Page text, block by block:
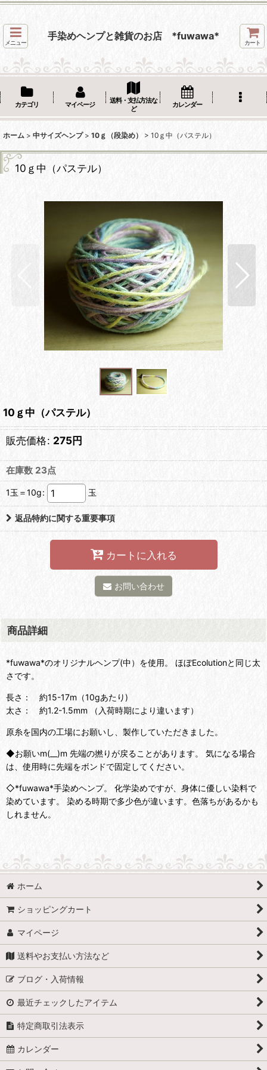
メニュー
手染めヘンプと雑貨のお店 *fuwawa*
カート
カテゴリ マイページ
送料・支払方法な
ど
カレンダー
ホーム > 中サイズヘンプ > 10ｇ（段染め） > 10ｇ中（パステル）
10ｇ中（パステル）
10ｇ中（パステル）
販売価格: 275円
在庫数 23点
1玉＝10g: 玉
返品特約に関する重要事項
カートに入れる
お問い合わせ
商品詳細
*fuwawa*のオリジナルヘンプ(中）を使用。 ほぼEcolutionと同じ太
さです。
長さ： 約15-17m（10gあたり)
太さ： 約1.2-1.5mm （入荷時期により違います）
原糸を国内の工場にお願いし、製作していただきました。
◆お願いm(__)m 先端の撚りが戻ることがあります。 気になる場合
は、使用時に先端をボンドで固定してください。
◇*fuwawa*手染めヘンプ。 化学染めですが、身体に優しい染料で
染めています。 染める時期で多少色が違います。色落ちがあるかも
しれません。
ホーム
ショッピングカート
マイページ
送料やお支払い方法など
ブログ・入荷情報
最近チェックしたアイテム
特定商取引法表示
カレンダー